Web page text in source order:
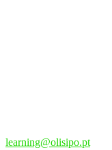
learning@olisipo.pt